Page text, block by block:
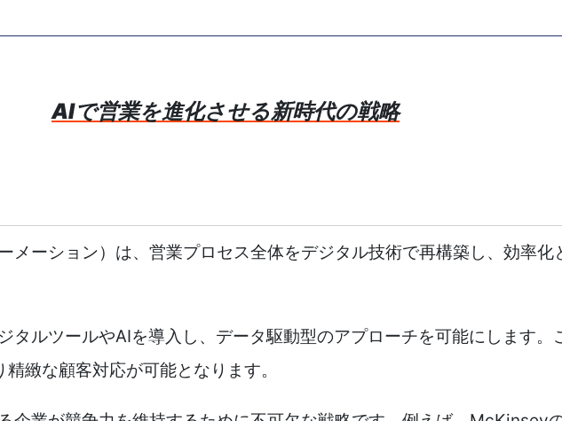
AIで営業を進化させる新時代の戦略
メーション）は、営業プロセス全体をデジタル技術で再構築し、効率化
タルツールやAIを導入し、データ駆動型のアプローチを可能にします。
緻な顧客対応が可能となります。